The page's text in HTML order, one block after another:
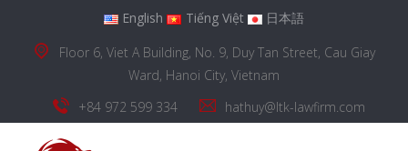
English Tiếng Việt
日本語
Floor 6, Viet A Building, No. 9, Duy Tan Street, Cau Giay
Ward, Hanoi City, Vietnam
+84 972 599 334
hathuy@ltk-lawfirm.com